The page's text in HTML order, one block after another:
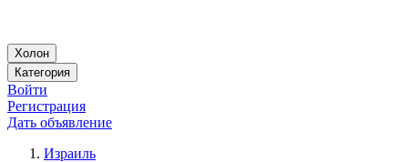
Холон
Категория
Войти
Регистрация
Дать объявление
Израиль